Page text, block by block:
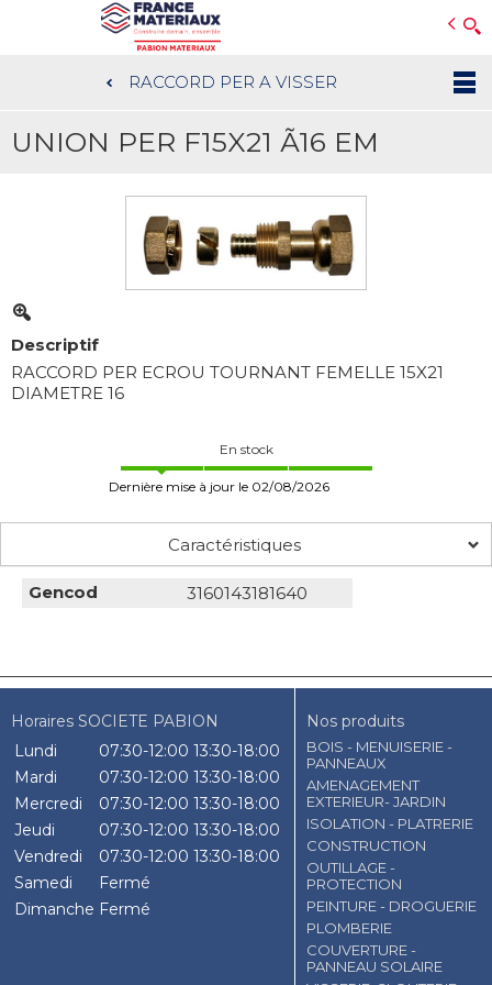
au
contenu
RACCORD PER A VISSER
UNION PER F15X21 Ã16 EM
Descriptif
RACCORD PER ECROU TOURNANT FEMELLE 15X21
DIAMETRE 16
En stock
Dernière mise à jour le 02/08/2026
Caractéristiques
Gencod 3160143181640
Horaires SOCIETE PABION
Lundi
07:30-12:00 13:30-18:00
Mardi
07:30-12:00 13:30-18:00
Mercredi
07:30-12:00 13:30-18:00
Jeudi
07:30-12:00 13:30-18:00
Vendredi
07:30-12:00 13:30-18:00
Samedi
Fermé
Dimanche Fermé
Nos produits
BOIS - MENUISERIE -
PANNEAUX
AMENAGEMENT
EXTERIEUR- JARDIN
ISOLATION - PLATRERIE
CONSTRUCTION
OUTILLAGE -
PROTECTION
PEINTURE - DROGUERIE
PLOMBERIE
COUVERTURE -
PANNEAU SOLAIRE